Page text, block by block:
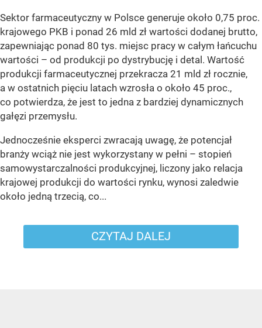
Sektor farmaceutyczny w Polsce generuje około 0,75 proc.
krajowego PKB i ponad 26 mld zł wartości dodanej brutto,
zapewniając ponad 80 tys. miejsc pracy w całym łańcuchu
wartości – od produkcji po dystrybucję i detal. Wartość
produkcji farmaceutycznej przekracza 21 mld zł rocznie,
a w ostatnich pięciu latach wzrosła o około 45 proc.,
co potwierdza, że jest to jedna z bardziej dynamicznych
gałęzi przemysłu.
Jednocześnie eksperci zwracają uwagę, że potencjał
branży wciąż nie jest wykorzystany w pełni – stopień
samowystarczalności produkcyjnej, liczony jako relacja
krajowej produkcji do wartości rynku, wynosi zaledwie
około jedną trzecią, co...
CZYTAJ DALEJ